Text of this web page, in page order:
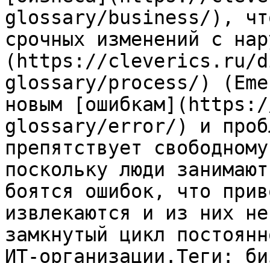
glossary/business/), что
срочных изменений с
(https://cleverics.ru/
glossary/process/)
новым
glossary/error/) и
препятствует
поскольку люди
боятся ошибок, что
извлекаются и из них
замкнутый цикл
ИТ-организации.Теги: